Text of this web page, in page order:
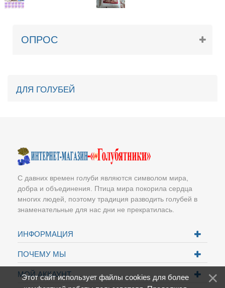
СРЕДСТВА ДЛЯ ДЕЗИНФЕКЦИЙ, ОТ
ТОВАРЫ ДЛЯ ПОПУГАЕВ
ТОВАРЫ ДЛЯ КУР И ДР. ПТИЦ
ОПРОС
ДЛЯ ГОЛУБЕЙ
С давних времен голуби являются символом мира,
добра и объединения. Птица мира покорила сердца
многих людей, поэтому традиция разводить голубей в
знаменательные для нас дни не прекратилась.
ИНФОРМАЦИЯ
ПОЧЕМУ МЫ
МОЙ АККАУНТ
Этот сайт использует файлы cookies для более